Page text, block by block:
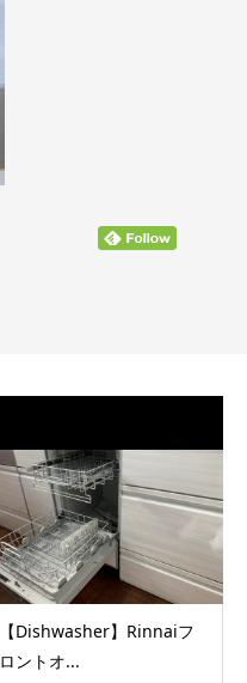
【Dishwasher】Rinnaiフ
ロントオ...